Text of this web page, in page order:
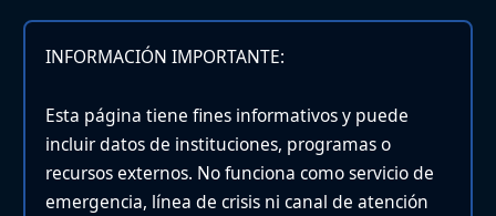
INFORMACIÓN IMPORTANTE:
Esta página tiene fines informativos y puede
incluir datos de instituciones, programas o
recursos externos. No funciona como servicio de
emergencia, línea de crisis ni canal de atención